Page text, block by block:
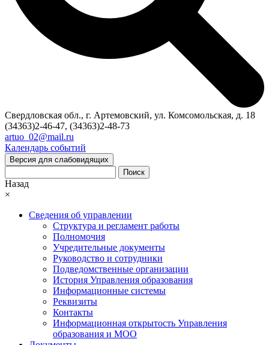
Свердловская обл., г. Артемовский, ул. Комсомольская, д. 18
(34363)2-46-47, (34363)2-48-73
artuo_02@mail.ru
Календарь событий
Версия для слабовидящих
Поиск
Назад
×
Сведения об управлении
Структура и регламент работы
Полномочия
Учредительные документы
Руководство и сотрудники
Подведомственные организации
История Управления образования
Информационные системы
Реквизиты
Контакты
Информационная открытость Управления
образования и МОО